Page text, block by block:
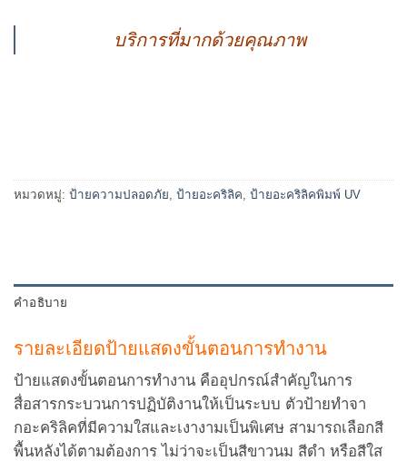
บริการที่มากด้วยคุณภาพ
หมวดหมู่: ป้ายความปลอดภัย ป้ายอะคริลิค ป้ายอะคริลิคพิมพ์ UV
คำอธิบาย
รายละเอียดป้ายแสดงขั้นตอนการทำงาน
ป้ายแสดงขั้นตอนการทำงาน คืออุปกรณ์สำคัญในการ
สื่อสารกระบวนการปฏิบัติงานให้เป็นระบบ ตัวป้ายทำจา
กอะคริลิคที่มีความใสและเงางามเป็นพิเศษ สามารถเลือกสี
พื้นหลังได้ตามต้องการ ไม่ว่าจะเป็นสีขาวนม สีดำ หรือสีใส